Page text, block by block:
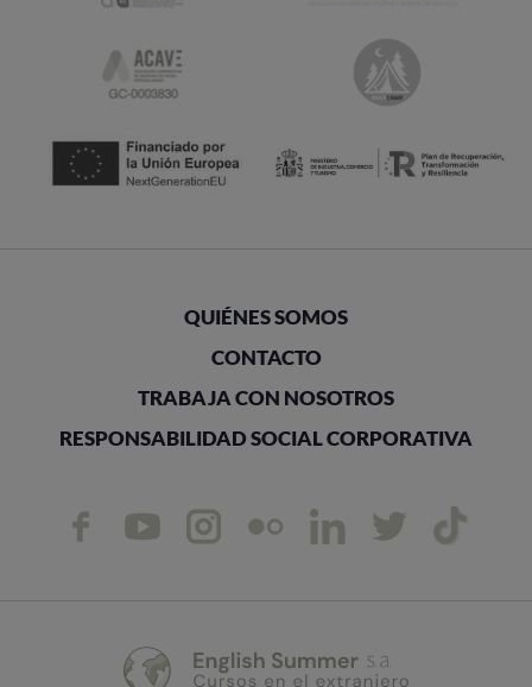
QUIÉNES SOMOS
CONTACTO
TRABAJA CON NOSOTROS
RESPONSABILIDAD SOCIAL CORPORATIVA